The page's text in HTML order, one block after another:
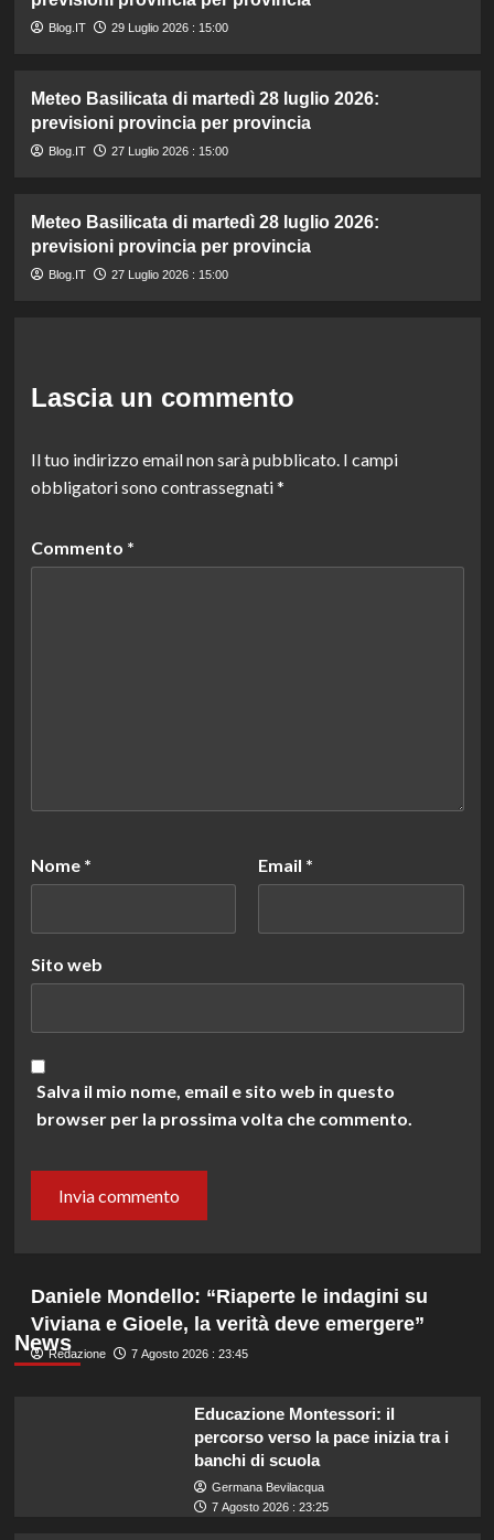
Blog.IT 29 Luglio 2026 : 15:00
Meteo Basilicata di martedì 28 luglio 2026:
previsioni provincia per provincia
Blog.IT 27 Luglio 2026 : 15:00
Meteo Basilicata di martedì 28 luglio 2026:
previsioni provincia per provincia
Blog.IT 27 Luglio 2026 : 15:00
Lascia un commento
Il tuo indirizzo email non sarà pubblicato. I campi
obbligatori sono contrassegnati*
Commento *
Nome * Email *
Sito web
Salva il mio nome, email e sito web in questo
browser per la prossima volta che commento.
News
Daniele Mondello: “Riaperte le indagini su
Viviana e Gioele, la verità deve emergere”
Redazione 7 Agosto 2026 : 23:45
Educazione Montessori: il
percorso verso la pace inizia tra i
banchi di scuola
Germana Bevilacqua
7 Agosto 2026 : 23:25